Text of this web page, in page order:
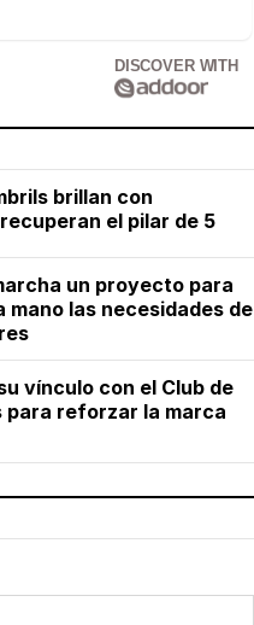
DISCOVER WITH
brillan con
el pilar de 5
un proyecto para
mano las necesidades de
vínculo con el Club de
para reforzar la marca